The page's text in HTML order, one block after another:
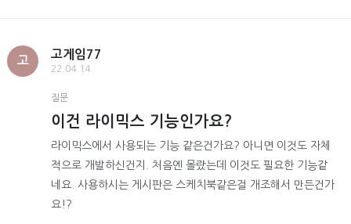
고
고게임77
22.04.14
질문
이건 라이믹스 기능인가요?
라이믹스에서 사용되는 기능 같은건가요? 아니면 이것도 자체
적으로 개발하신건지. 처음엔 몰랐는데 이것도 필요한 기능같
네요. 사용하시는 게시판은 스케치북같은걸 개조해서 만든건가
요!?